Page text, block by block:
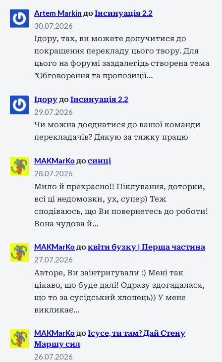
Artem Markin доІнсинуація 2.2
30.07.2026
Ідору, так, ви можете долучитися до
покращення перекладу цього твору. Для
цього на форумі заздалегідь створена тема
"Обговорення та пропозиції…
Ідору доІнсинуація 2.2
29.07.2026
Чи можна доєднатися до вашої команди
перекладачів? Дякую за тяжку працю
MAKMarKo досинці
28.07.2026
Мило й прекрасно!! Піклування, доторки,
всі ці недомовки, ух, супер) Теж
сподіваюсь, що Ви повернетесь до роботи!
Вона чудова й…
MAKMarKo доквіти бузку | Перша частина
27.07.2026
Авторе, Ви заінтригували :) Мені так
цікаво, що буде далі! Одразу здогадалася,
що то за сусідський хлопець)) У мене
викликає…
MAKMarKo доІсусе, ти там? Дай Стену
Маршу сил
26.07.2026